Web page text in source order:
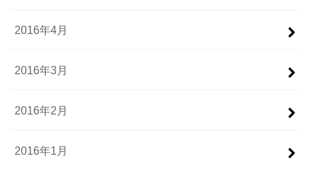
2016年4月
2016年3月
2016年2月
2016年1月